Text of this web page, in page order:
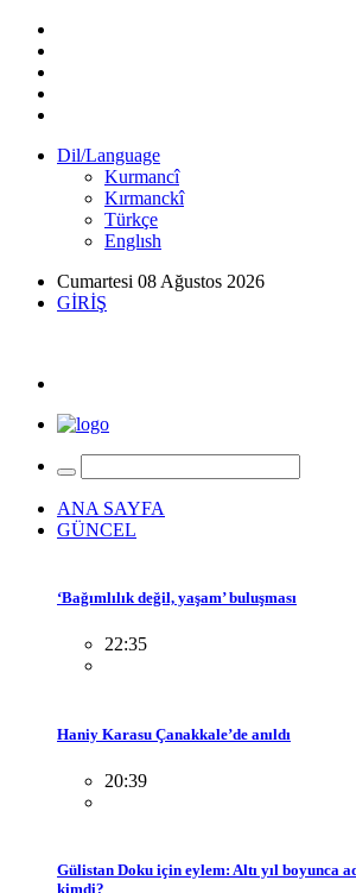
Dil/Language
Kurmancî
Kırmanckî
Türkçe
Englısh
Cumartesi 08 Ağustos 2026
GİRİŞ
ANA SAYFA
GÜNCEL
‘Bağımlılık değil, yaşam’ buluşması
22:35
Haniy Karasu Çanakkale’de anıldı
20:39
Gülistan Doku için eylem: Altı yıl boyunca
kimdi?